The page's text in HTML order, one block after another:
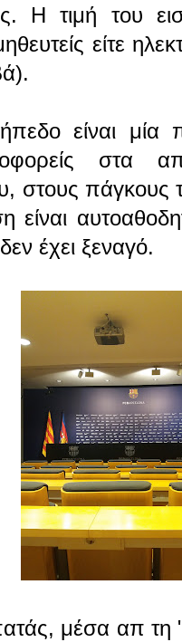
Η τιμή του
είτε
είναι μία
στα
στους πάγκους
είναι
έχει ξεναγό.
μέσα απ τη